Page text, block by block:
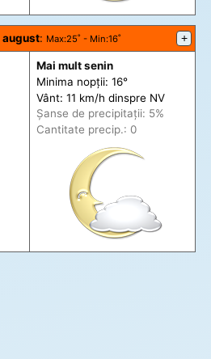
august: Max:25˚ - Min:16˚ +
Mai mult senin
Minima nopții: 16°
Vânt: 11 km/h dinspre NV
Șanse de precipitații: 5%
Cantitate precip.: 0